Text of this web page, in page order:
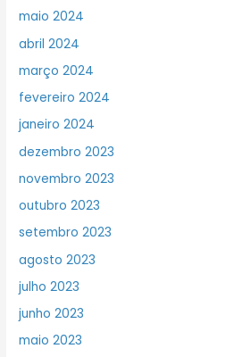
maio 2024
abril 2024
março 2024
fevereiro 2024
janeiro 2024
dezembro 2023
novembro 2023
outubro 2023
setembro 2023
agosto 2023
julho 2023
junho 2023
maio 2023